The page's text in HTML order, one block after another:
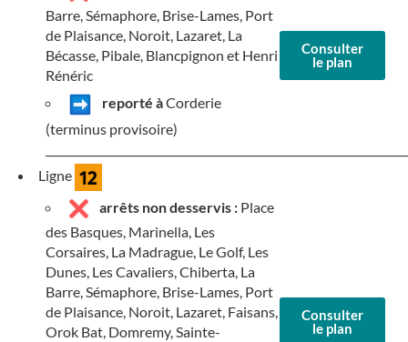
Barre, Sémaphore, Brise-Lames, Port
de Plaisance, Noroit, Lazaret, La
Bécasse, Pibale, Blancpignon et Henri
Rénéric
reporté àCorderie
(terminus provisoire)
Consulter
le plan
Ligne
arrêts non desservis : Place
des Basques, Marinella, Les
Corsaires, La Madrague, Le Golf, Les
Dunes, Les Cavaliers, Chiberta, La
Barre, Sémaphore, Brise-Lames, Port
de Plaisance, Noroit, Lazaret, Faisans,
Orok Bat, Domremy, Sainte-
Consulter
le plan